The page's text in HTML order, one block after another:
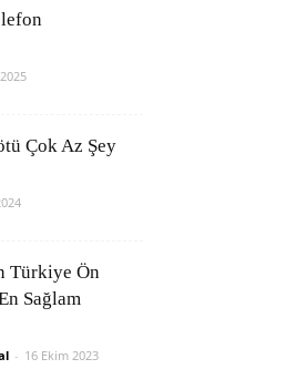
Çok Az Şey
Türkiye Ön
Sağlam
- 16 Ekim 2023